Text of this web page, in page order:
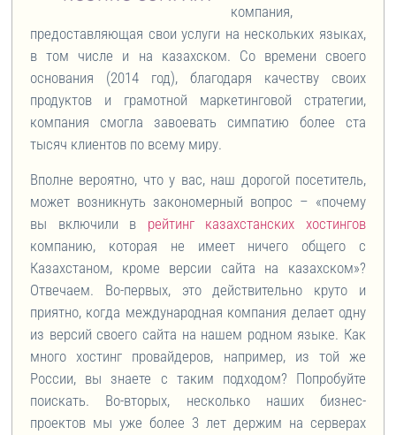
компания,
предоставляющая свои услуги на нескольких языках,
в том числе и на казахском. Со времени своего
основания (2014 год), благодаря качеству своих
продуктов и грамотной маркетинговой стратегии,
компания смогла завоевать симпатию более ста
тысяч клиентов по всему миру.
Вполне вероятно, что у вас, наш дорогой посетитель,
может возникнуть закономерный вопрос – «почему
вы включили в рейтинг казахстанских хостингов
компанию, которая не имеет ничего общего с
Казахстаном, кроме версии сайта на казахском»?
Отвечаем. Во-первых, это действительно круто и
приятно, когда международная компания делает одну
из версий своего сайта на нашем родном языке. Как
много хостинг провайдеров, например, из той же
России, вы знаете с таким подходом? Попробуйте
поискать. Во-вторых, несколько наших бизнес-
проектов мы уже более 3 лет держим на серверах